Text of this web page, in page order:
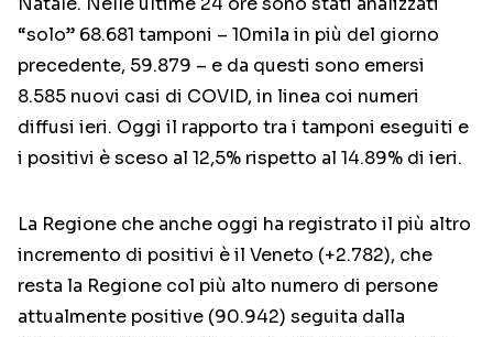
“solo” 68.681 tamponi – 10mila in più del giorno
precedente, 59.879 – e da questi sono emersi
8.585 nuovi casi di COVID, in linea coi numeri
diffusi ieri. Oggi il rapporto tra i tamponi eseguiti e
i positivi è sceso al 12,5% rispetto al 14.89% di ieri.
La Regione che anche oggi ha registrato il più altro
incremento di positivi è il Veneto (+2.782), che
resta la Regione col più alto numero di persone
attualmente positive (90.942) seguita dalla